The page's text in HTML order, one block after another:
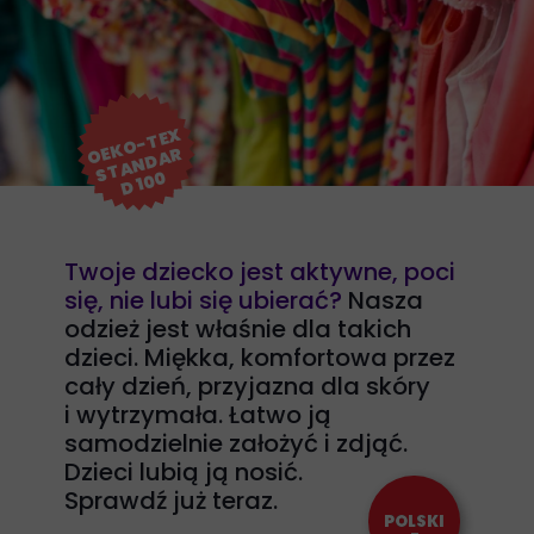
POLSKI
O
E
K
O
-
T
E
X
S
T
A
N
D
A
R
D 1
0
0
Twoje dziecko jest aktywne, poci
się, nie lubi się ubierać? Nasza
odzież jest właśnie dla takich
dzieci. Miękka, komfortowa przez
cały dzień, przyjazna dla skóry
i wytrzymała. Łatwo ją
samodzielnie założyć i zdjąć.
Dzieci lubią ją nosić.
Sprawdź już teraz.